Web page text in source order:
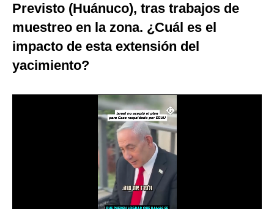
Mix
G de Gestión
Notas Contratadas
Previsto (Huánuco), tras trabajos de
muestreo en la zona. ¿Cuál es el
impacto de esta extensión del
yacimiento?